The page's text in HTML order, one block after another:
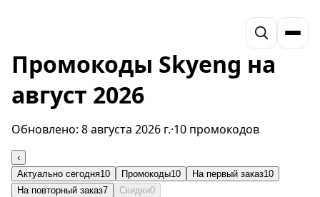
Промокоды Skyeng на
август 2026
Обновлено: 8 августа 2026 г.·10 промокодов
‹
Актуально сегодня10 Промокоды10 На первый заказ10
На повторный заказ7 Скидки0